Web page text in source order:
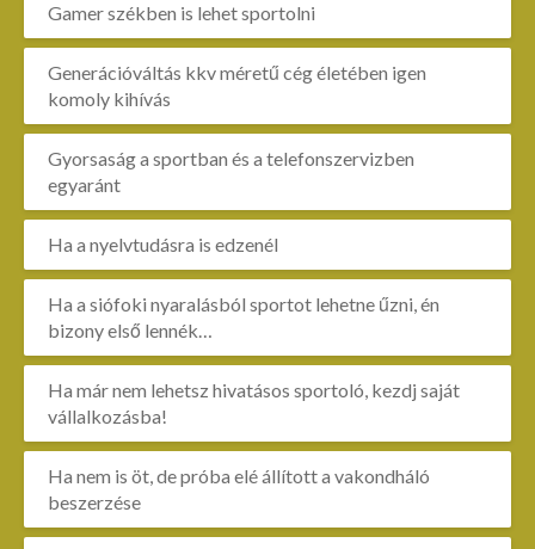
Gamer székben is lehet sportolni
Generációváltás kkv méretű cég életében igen
komoly kihívás
Gyorsaság a sportban és a telefonszervizben
egyaránt
Ha a nyelvtudásra is edzenél
Ha a siófoki nyaralásból sportot lehetne űzni, én
bizony első lennék…
Ha már nem lehetsz hivatásos sportoló, kezdj saját
vállalkozásba!
Ha nem is öt, de próba elé állított a vakondháló
beszerzése